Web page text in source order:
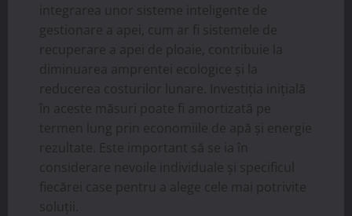
integrarea unor sisteme inteligente de
gestionare a apei, cum ar fi sistemele de
recuperare a apei de ploaie, contribuie la
diminuarea amprentei ecologice și la
reducerea costurilor lunare. Investiția inițială
în aceste măsuri poate fi amortizată pe
termen lung prin economiile de apă și energie
rezultate. Este important să se ia în
considerare nevoile individuale și specificul
fiecărei case pentru a alege cele mai potrivite
soluții.